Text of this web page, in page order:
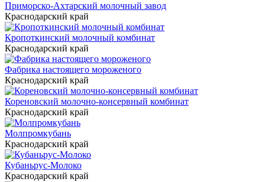
Приморско-Ахтарский молочный завод
Краснодарский край
Кропоткинский молочный комбинат
Краснодарский край
Фабрика настоящего мороженого
Краснодарский край
Кореновский молочно-консервный комбинат
Краснодарский край
Молпромкубань
Краснодарский край
Кубаньрус-Молоко
Краснодарский край